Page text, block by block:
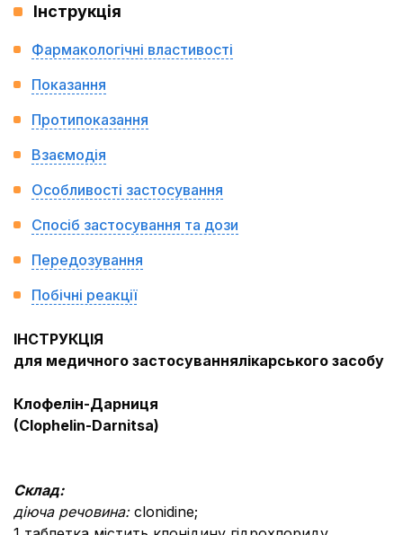
Інструкція
Фармакологічні властивості
Показання
Протипоказання
Взаємодія
Особливості застосування
Спосіб застосування та дози
Передозування
Побічні реакції
ІНСТРУКЦІЯ
для медичного застосуваннялікарського засобу
Клофелін-Дарниця
(Clophelin-Darnitsa)
Склад:
діюча речовина: сlonidine;